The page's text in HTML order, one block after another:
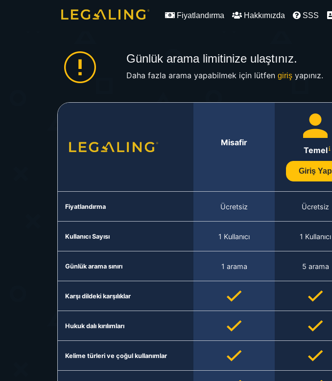
Fiyatlandırma Hakkımızda SSS
Günlük arama limitinize ulaştınız.
Daha fazla arama yapabilmek için lütfen girişyapınız.
Misafir
Temel
Giriş Yap
Fiyatlandırma Ücretsiz Ücretsiz
Kullanıcı Sayısı 1 Kullanıcı 1 Kullanıcı
Günlük arama sınırı 1 arama 5 arama
Karşı dildeki karşılıklar
Hukuk dalı kırılımları
Kelime türleri ve çoğul kullanımlar